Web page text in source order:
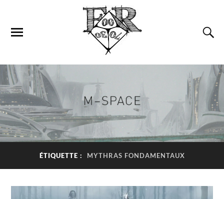
ÉTIQUETTE : MYTHRAS FONDAMENTAUX